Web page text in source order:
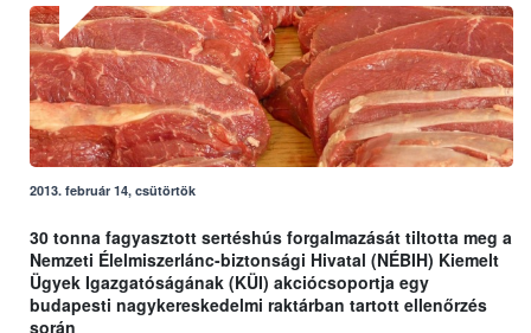
2013. február 14, csütörtök
30 tonna fagyasztott sertéshús forgalmazását tiltotta meg a
Nemzeti Élelmiszerlánc-biztonsági Hivatal (NÉBIH) Kiemelt
Ügyek Igazgatóságának (KÜI) akciócsoportja egy
budapesti nagykereskedelmi raktárban tartott ellenőrzés
során